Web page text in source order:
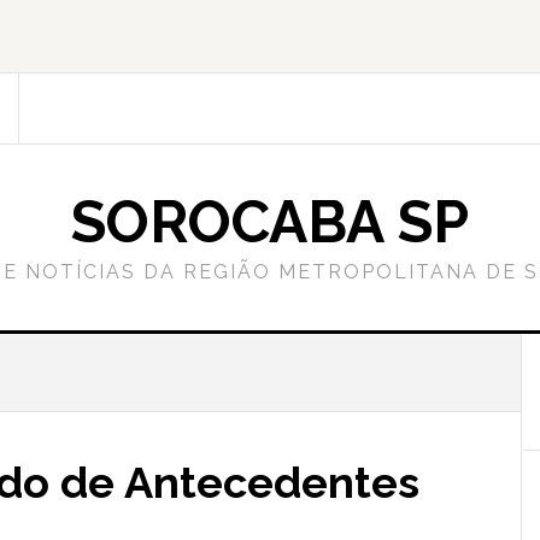
SOROCABA SP
NOTÍCIAS DA REGIÃO METROPOLITANA DE
de Antecedentes